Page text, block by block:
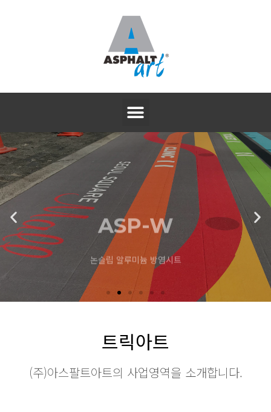
ASP-W
논슬립 알루미늄 방염시트
트릭아트
(주)아스팔트아트의 사업영역을 소개합니다.